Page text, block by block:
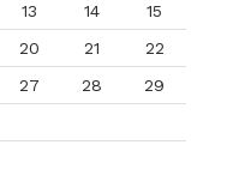
13 14
15
20 21
22
27 28
29